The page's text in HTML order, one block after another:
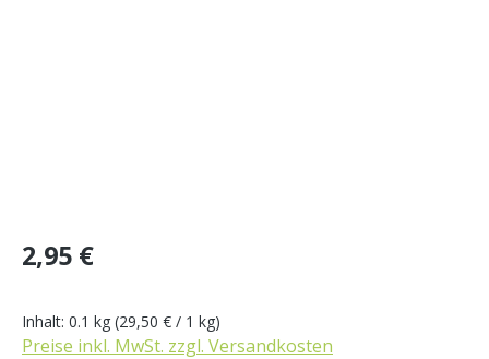
Regulärer Preis:
2,95 €
Inhalt: 0.1 kg (29,50 € / 1 kg)
Preise inkl. MwSt. zzgl. Versandkosten